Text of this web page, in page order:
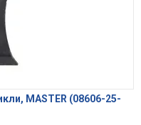
MASTER (08606-25-